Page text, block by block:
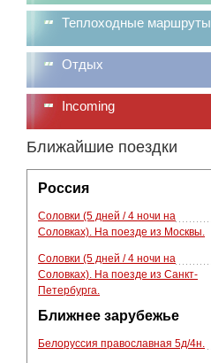
Теплоходные маршруты
Отдых
Incoming
Ближайшие поездки
Россия
Соловки (5 дней / 4 ночи на
Соловках). На поезде из Москвы.
Соловки (5 дней / 4 ночи на
Соловках). На поезде из Санкт-
Петербурга.
Ближнее зарубежье
Белоруссия православная 5д/4н.